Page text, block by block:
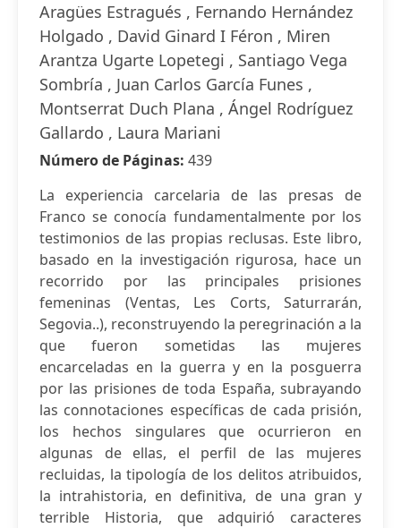
Aragües Estragués , Fernando Hernández
Holgado , David Ginard I Féron , Miren
Arantza Ugarte Lopetegi , Santiago Vega
Sombría , Juan Carlos García Funes ,
Montserrat Duch Plana , Ángel Rodríguez
Gallardo , Laura Mariani
Número de Páginas: 439
La experiencia carcelaria de las presas de
Franco se conocía fundamentalmente por los
testimonios de las propias reclusas. Este libro,
basado en la investigación rigurosa, hace un
recorrido por las principales prisiones
femeninas (Ventas, Les Corts, Saturrarán,
Segovia..), reconstruyendo la peregrinación a la
que fueron sometidas las mujeres
encarceladas en la guerra y en la posguerra
por las prisiones de toda España, subrayando
las connotaciones específicas de cada prisión,
los hechos singulares que ocurrieron en
algunas de ellas, el perfil de las mujeres
recluidas, la tipología de los delitos atribuidos,
la intrahistoria, en definitiva, de una gran y
terrible Historia, que adquirió caracteres